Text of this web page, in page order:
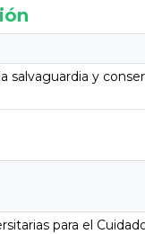
salvaguardia y
para el